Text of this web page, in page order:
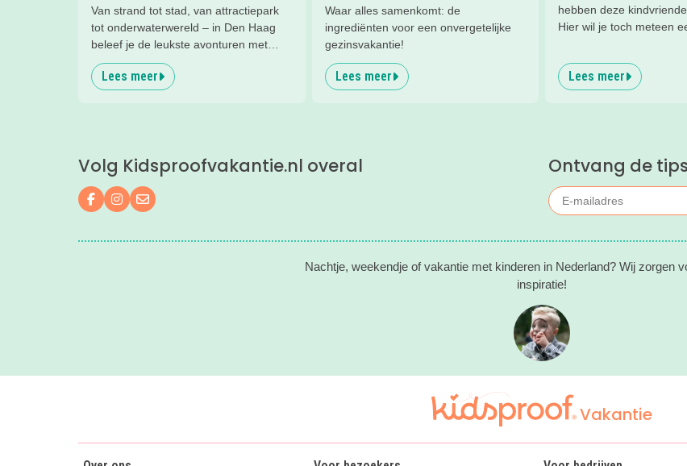
Van strand tot stad, van attractiepark
tot onderwaterwereld – in Den Haag
beleef je de leukste avonturen met
kinderen. En tussendoor? Even
ontspannen met een lekkere lunch op
Lees meer
Waar alles samenkomt: de
ingrediënten voor een onvergetelijke
gezinsvakantie!
Lees meer
hebben deze
Hier wil je toch meteen
kinderhotels van Valk
een heerlijk nachtje weg
kind(eren).
Lees meer
Volg Kidsproofvakantie.nl overal
Volg ons op Facebook
Volg ons op Instagram
Mail ons
Ontvang de
Nachtje, weekendje of vakantie met kinderen in Nederland? Wij zorgen
inspiratie!
Vakantie